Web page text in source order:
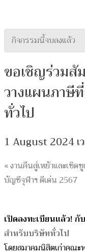
กิจกรรมนี้จบลงแล้ว
ขอเชิญร่วมสั
วางแผนภาษี
ทั่วไป
1 August 2024 เ
«งานคืนสู่เหย้าและเชิด
บัญชีจุฬาฯ ดีเด่น 2567
เปิดลงทะเบียนแล้ว! กับ
สำหรับบริษัททั่วไป
โดยสมาคมนิสิตเก่าคณ